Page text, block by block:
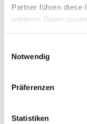
Partner führen diese
weiteren Daten
Notwendig
Präferenzen
Statistiken